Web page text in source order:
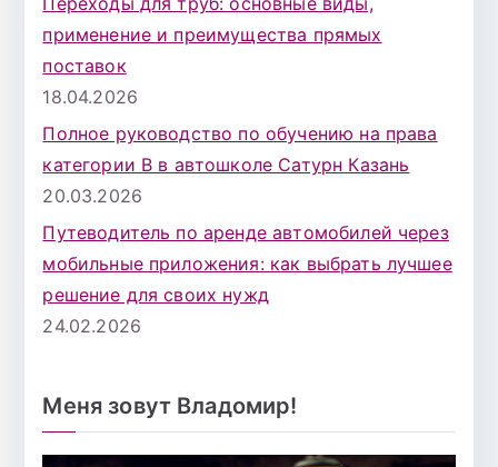
применение и преимущества прямых
поставок
18.04.2026
Полное руководство по обучению на права
категории B в автошколе Сатурн Казань
20.03.2026
Путеводитель по аренде автомобилей через
мобильные приложения: как выбрать лучшее
решение для своих нужд
24.02.2026
Меня зовут Владомир!